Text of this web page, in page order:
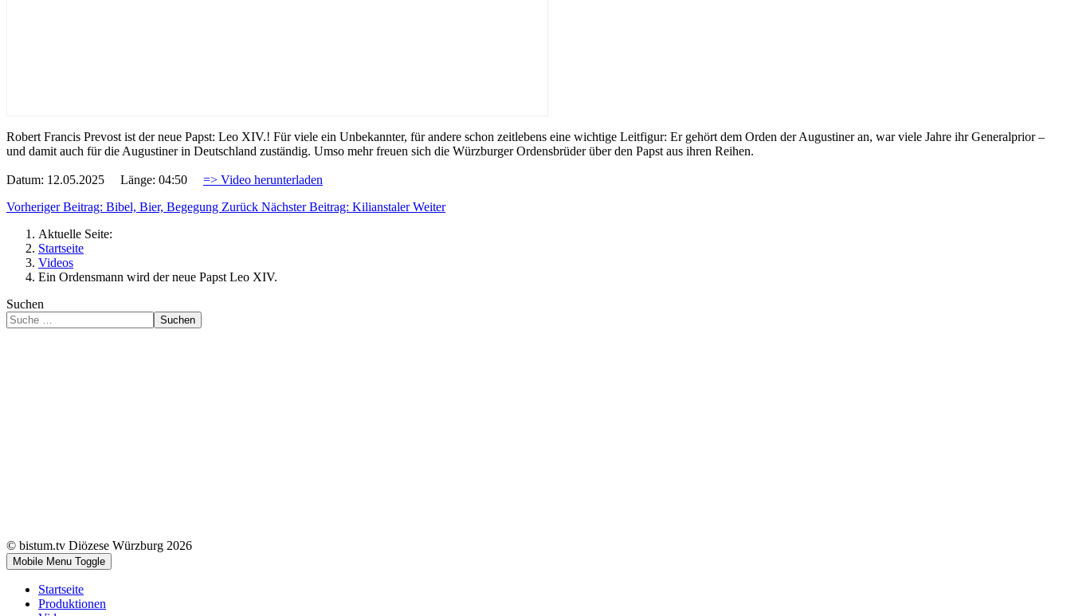
Robert Francis Prevost ist der neue Papst: Leo XIV.! Für viele ein Unbekannter, für andere schon zeitlebens eine wichtige Leitfigur: Er gehört dem Orden der Augustiner an, war viele Jahre ihr Generalprior –
und damit auch für die Augustiner in Deutschland zuständig. Umso mehr freuen sich die Würzburger Ordensbrüder über den Papst aus ihren Reihen.
Datum: 12.05.2025 Länge: 04:50 => Video herunterladen
Vorheriger Beitrag: Bibel, Bier, Begegung Zurück Nächster Beitrag: KilianstalerWeiter
Aktuelle Seite:
Startseite
Videos
Ein Ordensmann wird der neue Papst Leo XIV.
Suchen
Suchen
© bistum.tv Diözese Würzburg 2026
Mobile Menu Toggle
Startseite
Produktionen